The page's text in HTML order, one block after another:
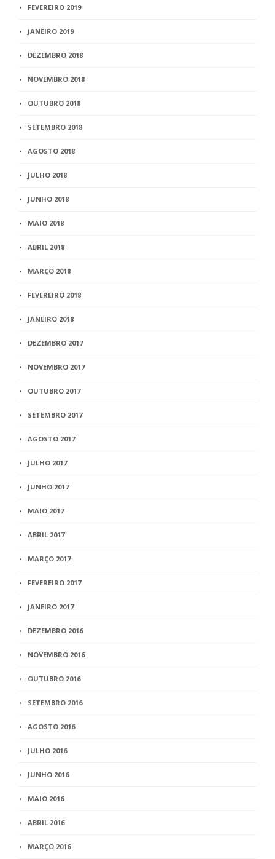
FEVEREIRO 2019
JANEIRO 2019
DEZEMBRO 2018
NOVEMBRO 2018
OUTUBRO 2018
SETEMBRO 2018
AGOSTO 2018
JULHO 2018
JUNHO 2018
MAIO 2018
ABRIL 2018
MARÇO 2018
FEVEREIRO 2018
JANEIRO 2018
DEZEMBRO 2017
NOVEMBRO 2017
OUTUBRO 2017
SETEMBRO 2017
AGOSTO 2017
JULHO 2017
JUNHO 2017
MAIO 2017
ABRIL 2017
MARÇO 2017
FEVEREIRO 2017
JANEIRO 2017
DEZEMBRO 2016
NOVEMBRO 2016
OUTUBRO 2016
SETEMBRO 2016
AGOSTO 2016
JULHO 2016
JUNHO 2016
MAIO 2016
ABRIL 2016
MARÇO 2016